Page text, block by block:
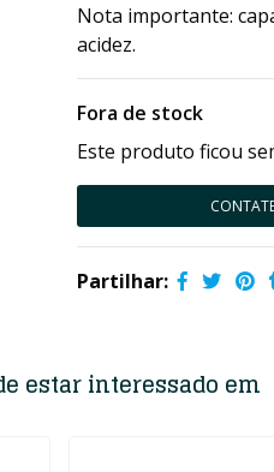
Nota importante:
acidez.
Fora de stock
Este produto ficou
Partilhar:
estar interessado em